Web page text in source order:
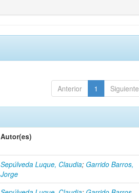
Anterior 1 Siguiente
Autor(es)
Sepúlveda Luque, Claudia; Garrido Barros,
Jorge